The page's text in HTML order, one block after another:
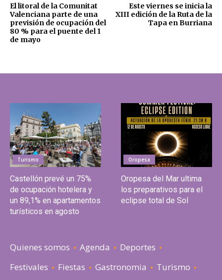
El litoral de la Comunitat
Valenciana parte de una
previsión de ocupación del
80 % para el puente del 1
de mayo
Este viernes se inicia la
XIII edición de la Ruta de la
Tapa en Burriana
Turismo
Castellón prevé un 75%
de ocupación hotelera y
un 89,1% en apartamentos
turísticos en agosto
Oropesa
Oropesa del Mar ultima
los preparativos para el
eclipse total de Sol
Quienes somos Agenda
Deportes
Festivales
Fiestas Gastronomia
Turismo